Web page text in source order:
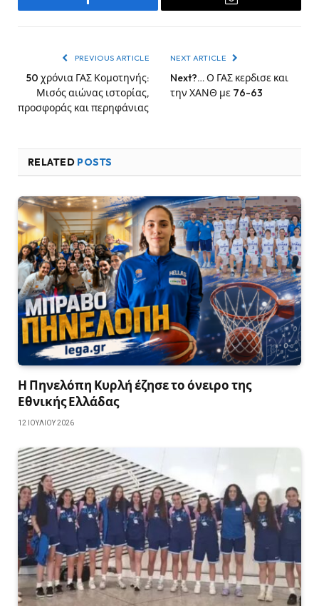
Facebook Email
PREVIOUS ARTICLE
50 χρόνια ΓΑΣ Κομοτηνής:
Μισός αιώνας ιστορίας,
προσφοράς και περηφάνιας
NEXT ARTICLE
Next?… Ο ΓΑΣ κερδισε και
την ΧΑΝΘ με 76-63
RELATED POSTS
Η Πηνελόπη Κυρλή έζησε το όνειρο της
Εθνικής Ελλάδας
12 ΙΟΥΛΊΟΥ 2026